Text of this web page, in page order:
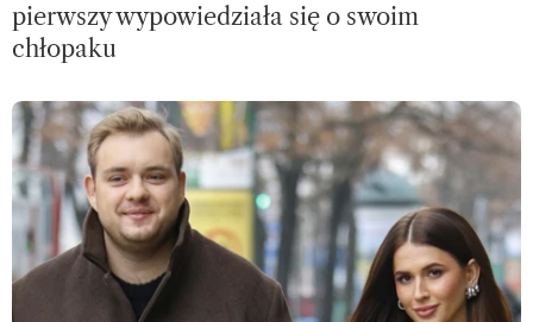
pierwszy wypowiedziała się o swoim
chłopaku